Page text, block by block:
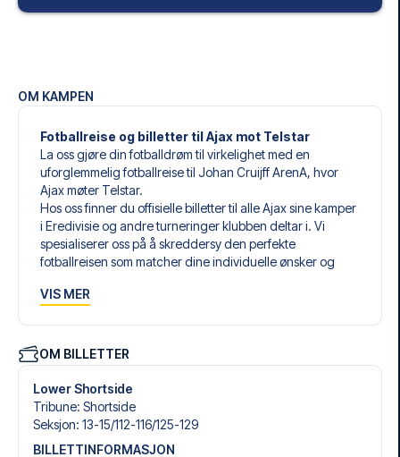
OM KAMPEN
Fotballreise og billetter til Ajax mot Telstar
La oss gjøre din fotballdrøm til virkelighet med en
uforglemmelig fotballreise til Johan Cruijff ArenA, hvor
Ajax møter Telstar.
Hos oss finner du offisielle billetter til alle Ajax sine kamper
i Eredivisie og andre turneringer klubben deltar i. Vi
spesialiserer oss på å skreddersy den perfekte
fotballreisen som matcher dine individuelle ønsker og
Våre skreddersydde fotballreiser til Ajax er laget for å gi
blant et bredt utvalg av fotballbilletter, nøye utvalgte
hoteller for enhver smak og budsjett, samt fleksible fly som
passer deg best.
Når du velger billettype, kan du se hvilken seksjon du skal
sitte i, og hva billetten inkluderer – spesielt hvis det er en
VIS MER
OM BILLETTER
Lower Shortside
Tribune: Shortside
Seksjon: 13-15/​112-116/​125-129
BILLETTINFORMASJON